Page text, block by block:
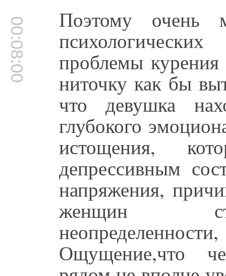
00:08:00 Поэтому очень
проблемы
ниточку как бы
что девушка
глубокого
истощения,
депрессивным
напряжения,
женщин
Ощущение,что